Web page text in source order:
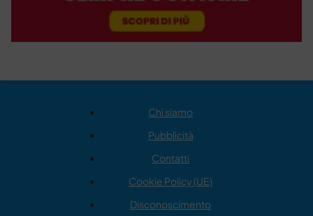
Chi siamo
Pubblicità
Contatti
Cookie Policy (UE)
Disconoscimento